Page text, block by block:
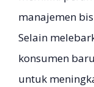
manajemen
Selain
konsumen
untuk